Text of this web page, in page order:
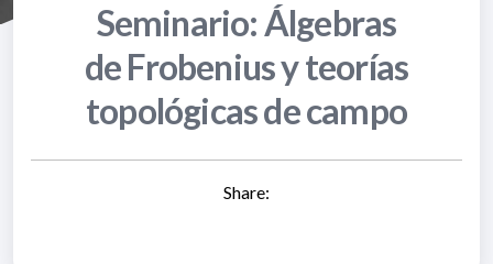
Seminario: Álgebras
de Frobenius y teorías
topológicas de campo
Share: